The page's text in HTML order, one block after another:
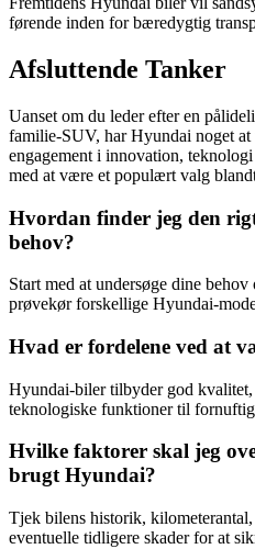
førende inden for bæredygtig
Afsluttende Tanker
Uanset om du leder efter en
familie-SUV, har Hyundai noget
engagement i innovation,
med at være et populært valg
Hvordan finder jeg den
behov?
Start med at undersøge dine
prøvekør forskellige Hyundai-
Hvad er fordelene ved at
Hyundai-biler tilbyder god kvalitet,
teknologiske funktioner til
Hvilke faktorer skal jeg
brugt Hyundai?
Tjek bilens historik,
eventuelle tidligere skader for at